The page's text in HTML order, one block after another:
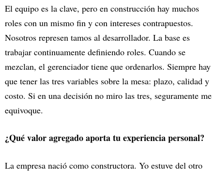
El equipo es la clave, pero en construcción hay muchos
roles con un mismo fin y con intereses contrapuestos.
Nosotros represen tamos al desarrollador. La base es
trabajar continuamente definiendo roles. Cuando se
mezclan, el gerenciador tiene que ordenarlos. Siempre hay
que tener las tres variables sobre la mesa: plazo, calidad y
costo. Si en una decisión no miro las tres, seguramente me
equivoque.
¿Qué valor agregado aporta tu experiencia personal?
La empresa nació como constructora. Yo estuve del otro